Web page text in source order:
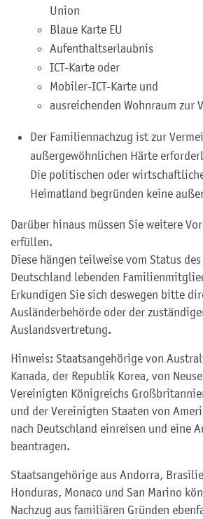
Union
Blaue Karte EU
Aufenthaltserlaubnis
ICT-Karte oder
Mobiler-ICT-Karte und
ausreichenden Wohnraum zur
Der Familiennachzug ist zur
außergewöhnlichen Härte
Die politischen oder
Heimatland begründen keine
Darüber hinaus müssen Sie weitere
erfüllen.
Diese hängen teilweise vom Status
Deutschland lebenden
Erkundigen Sie sich deswegen bitte
Ausländerbehörde oder der
Auslandsvertretung.
Hinweis: Staatsangehörige von
Kanada, der Republik Korea, von
Vereinigten Königreichs
und der Vereinigten Staaten von
nach Deutschland einreisen und eine
beantragen.
Staatsangehörige aus Andorra,
Honduras, Monaco und San Marino
Nachzug aus familiären Gründen